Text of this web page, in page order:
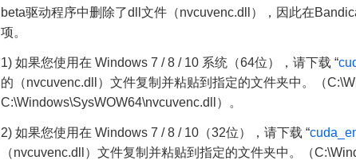
beta驱动程序中删除了dll文件（nvcuvenc.dll），因此在
项。
1) 如果您使用在 Windows 7 / 8 / 10 系统（64位），请下载 “
的（nvcuvenc.dll）文件复制并粘贴到指定的文件夹中。（
C:\Windows\SysWOW64\nvcuvenc.dll）。
2) 如果您使用在 Windows 7 / 8 / 10（32位），请下载 “
（nvcuvenc.dll）文件复制并粘贴到指定的文件夹中。（